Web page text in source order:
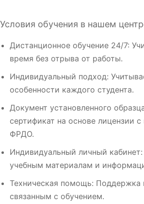
Условия обучения в нашем
Дистанционное обучение 24/7:
время без отрыва от работы.
Индивидуальный подход:
особенности каждого студента.
Документ установленного
сертификат на основе лицензии
ФРДО.
Индивидуальный личный
учебным материалам и
Техническая помощь: Поддержка
связанным с обучением.